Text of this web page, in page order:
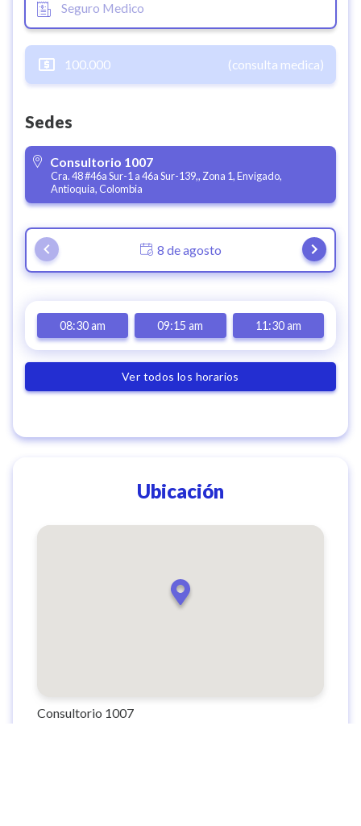
Seguro Medico
100.000 (consulta medica)
Sedes
Consultorio 1007
Cra. 48 #46a Sur-1 a 46a Sur-139,, Zona 1, Envigado,
Antioquia, Colombia
8 de agosto
08:30 am 09:15 am 11:30 am
Ver todos los horarios
Ubicación
Consultorio 1007